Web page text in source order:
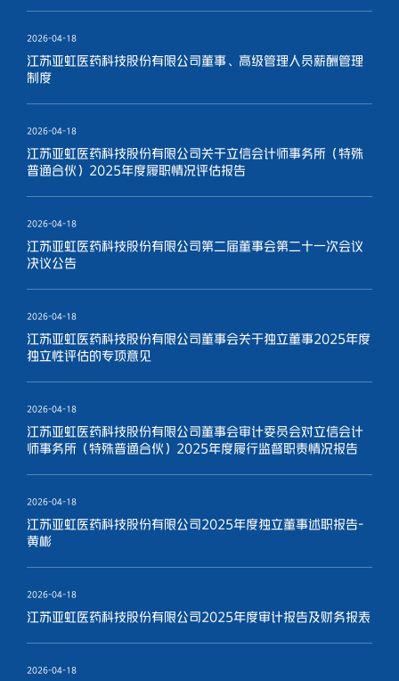
2026-04-18
江苏亚虹医药科技股份有限公司董事、高级管理人员薪酬管理
制度
2026-04-18
江苏亚虹医药科技股份有限公司关于立信会计师事务所（特殊
普通合伙）2025年度履职情况评估报告
2026-04-18
江苏亚虹医药科技股份有限公司第二届董事会第二十一次会议
决议公告
2026-04-18
江苏亚虹医药科技股份有限公司董事会关于独立董事2025年度
独立性评估的专项意见
2026-04-18
江苏亚虹医药科技股份有限公司董事会审计委员会对立信会计
师事务所（特殊普通合伙）2025年度履行监督职责情况报告
2026-04-18
江苏亚虹医药科技股份有限公司2025年度独立董事述职报告-
黄彬
2026-04-18
江苏亚虹医药科技股份有限公司2025年度审计报告及财务报表
2026-04-18